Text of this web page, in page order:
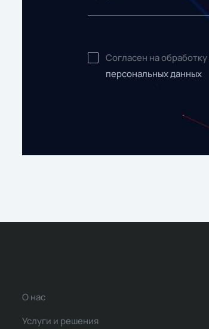
Согласен на обработку
персональных данных
О нас
Услуги и решения